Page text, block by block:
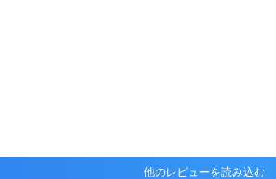
他のレビューを読み込む